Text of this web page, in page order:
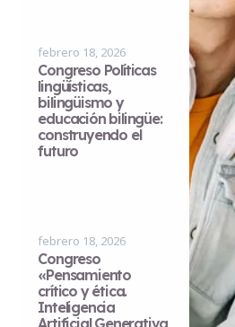
febrero 18, 2026
Congreso Políticas
lingüísticas,
bilingüismo y
educación bilingüe:
construyendo el
futuro
febrero 18, 2026
Congreso
«Pensamiento
crítico y ética.
Inteligencia